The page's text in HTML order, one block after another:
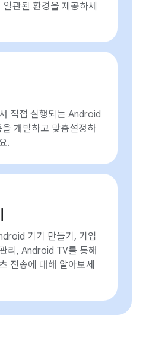
관된 환경을 제공하세
직접 실행되는 Android
개발하고 맞춤설정하
.
기기 만들기, 기업
리, Android TV를 통해
전송에 대해 알아보세